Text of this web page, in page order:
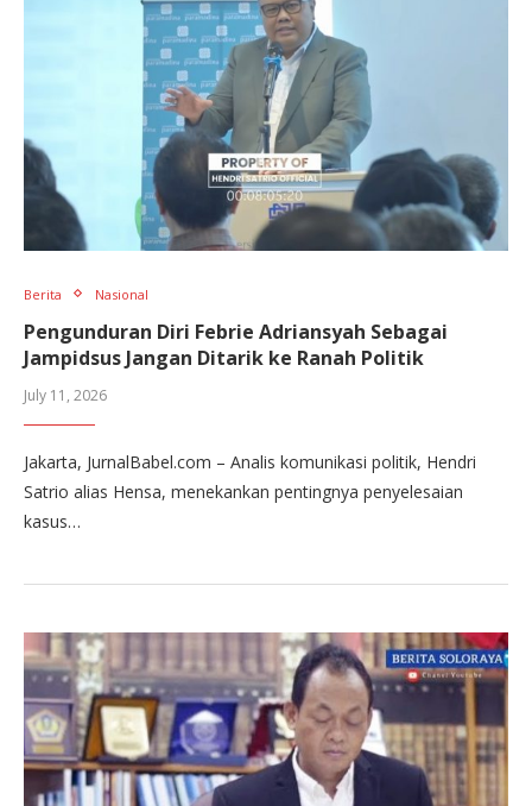
Berita Nasional
Pengunduran Diri Febrie Adriansyah Sebagai
Jampidsus Jangan Ditarik ke Ranah Politik
July 11, 2026
Jakarta, JurnalBabel.com – Analis komunikasi politik, Hendri
Satrio alias Hensa, menekankan pentingnya penyelesaian
kasus…